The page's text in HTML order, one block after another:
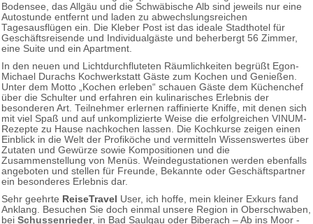
Bodensee, das Allgäu und die Schwäbische Alb sind jeweils nur eine
Autostunde entfernt und laden zu abwechslungsreichen
Tagesausflügen ein. Die Kleber Post ist das ideale Stadthotel für
Geschäftsreisende und Individualgäste und beherbergt 56 Zimmer,
eine Suite und ein Apartment.
In den neuen und Lichtdurchfluteten Räumlichkeiten begrüßt Egon-
Michael Durachs Kochwerkstatt Gäste zum Kochen und Genießen.
Unter dem Motto „Kochen erleben“ schauen Gäste dem Küchenchef
über die Schulter und erfahren ein kulinarisches Erlebnis der
besonderen Art. Teilnehmer erlernen raffinierte Kniffe, mit denen sich
mit viel Spaß und auf unkomplizierte Weise die erfolgreichen VINUM-
Rezepte zu Hause nachkochen lassen. Die Kochkurse zeigen einen
Einblick in die Welt der Profiköche und vermitteln Wissenswertes über
Zutaten und Gewürze sowie Kompositionen und die
Zusammenstellung von Menüs. Weindegustationen werden ebenfalls
angeboten und stellen für Freunde, Bekannte oder Geschäftspartner
ein besonderes Erlebnis dar.
Sehr geehrte ReiseTravel User, ich hoffe, mein kleiner Exkurs fand
Anklang. Besuchen Sie doch einmal unsere Region in Oberschwaben,
bei Schussenrieder, in Bad Saulgau oder Biberach – Ab ins Moor -